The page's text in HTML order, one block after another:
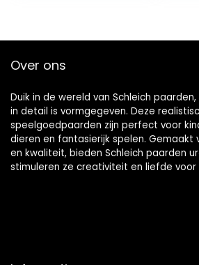
Over ons
Duik in de wereld van Schleich
in detail is vormgegeven. Deze
speelgoedpaarden zijn perfect voor
dieren en fantasierijk spelen. Gemaakt
en kwaliteit, bieden Schleich paarden
stimuleren ze creativiteit en liefde voor